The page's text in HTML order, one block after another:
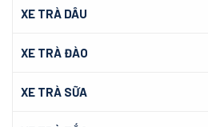
XE TRÀ DÂU
XE TRÀ ĐÀO
XE TRÀ SỮA